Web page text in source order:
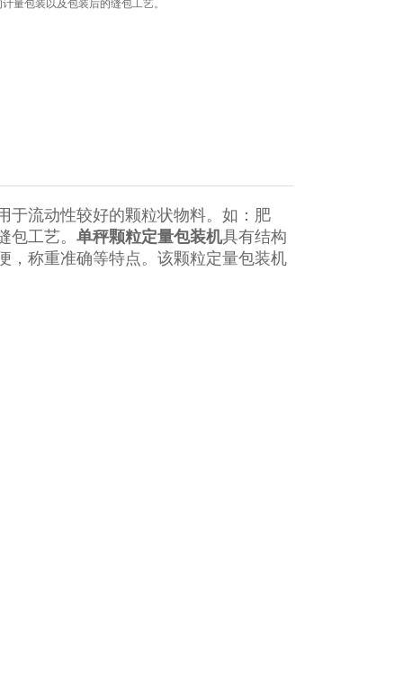
量包装以及包装后的缝包工艺。
于流动性较好的颗粒状物料。如：肥
工艺。 单秤颗粒定量包装机具有结构
，称重准确等特点。该颗粒定量包装机